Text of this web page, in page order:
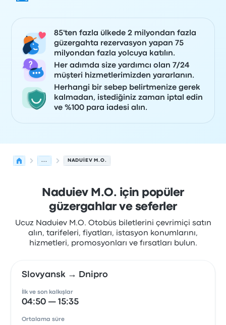
85'ten fazla ülkede 2 milyondan fazla
güzergahta rezervasyon yapan 75
milyondan fazla yolcuya katılın.
Her adımda size yardımcı olan 7/24
müşteri hizmetlerimizden yararlanın.
Herhangi bir sebep belirtmenize gerek
kalmadan, istediğiniz zaman iptal edin
ve %100 para iadesi alın.
... NADUIEV M.O.
Naduiev M.O. için popüler
güzergahlar ve seferler
Ucuz Naduiev M.O. Otobüs biletlerini çevrimiçi satın
alın, tarifeleri, fiyatları, istasyon konumlarını,
hizmetleri, promosyonları ve fırsatları bulun.
Slovyansk → Dnipro
İlk ve son kalkışlar
04:50 — 15:35
Ortalama süre